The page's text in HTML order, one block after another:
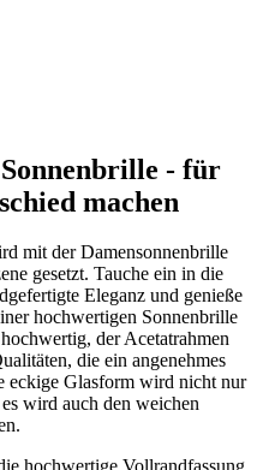
- für
machen
mit der Damensonnenbrille
gesetzt. Tauche ein in die
Eleganz und genieße
hochwertigen Sonnenbrille
der Acetatrahmen
die ein angenehmes
eckige Glasform wird nicht nur
wird auch den weichen